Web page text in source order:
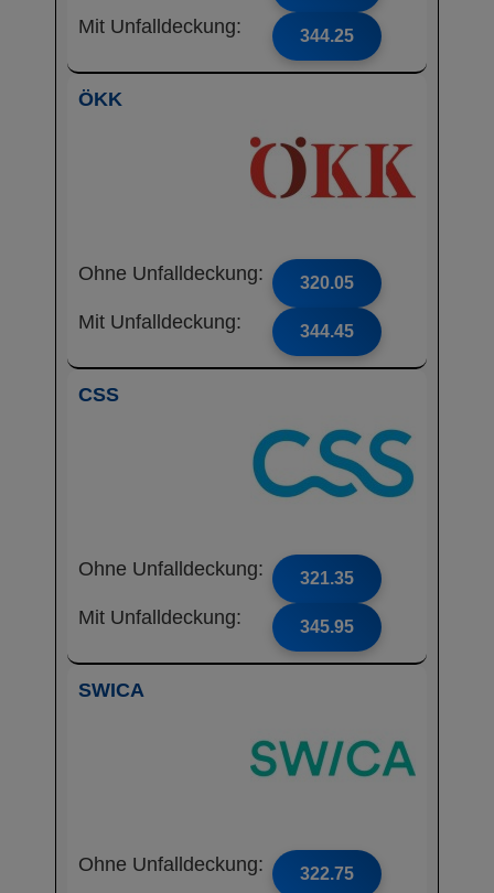
Mit Unfalldeckung: 344.25
ÖKK
Ohne Unfalldeckung: 320.05
Mit Unfalldeckung: 344.45
CSS
Ohne Unfalldeckung: 321.35
Mit Unfalldeckung: 345.95
SWICA
Ohne Unfalldeckung: 322.75